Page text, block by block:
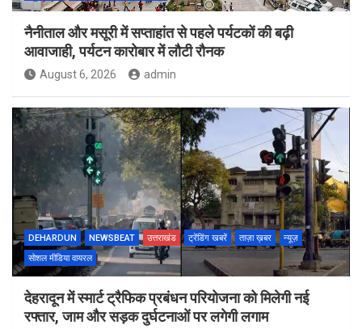
नैनीताल और मसूरी में सप्ताहांत से पहले पर्यटकों की बढ़ी
आवाजाही, पर्यटन कारोबार में लौटी रौनक
August 6, 2026 admin
DEHARDUN NEWSBEAT उत्तराखंड ट्रेंडिंग खबरें ताज़ा ख़बर
न्यूज़
सोशल मीडिया वायरल
देहरादून में स्मार्ट ट्रैफिक प्रबंधन परियोजना को मिलेगी नई
रफ्तार, जाम और सड़क दुर्घटनाओं पर लगेगी लगाम